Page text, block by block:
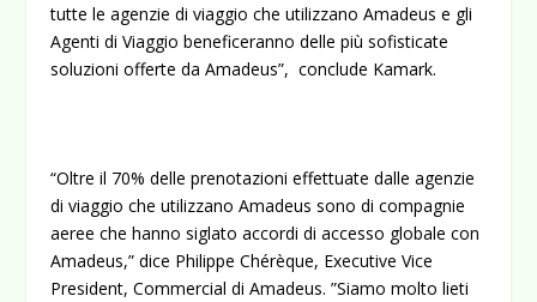
tutte le agenzie di viaggio che utilizzano Amadeus e gli
Agenti di Viaggio beneficeranno delle più sofisticate
soluzioni offerte da Amadeus”, conclude Kamark.
“Oltre il 70% delle prenotazioni effettuate dalle agenzie
di viaggio che utilizzano Amadeus sono di compagnie
aeree che hanno siglato accordi di accesso globale con
Amadeus,” dice Philippe Chérèque, Executive Vice
President, Commercial di Amadeus. ”Siamo molto lieti